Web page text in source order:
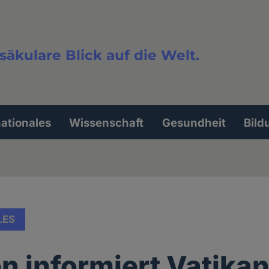
Blick auf die Welt.
Wissenschaft Gesundheit